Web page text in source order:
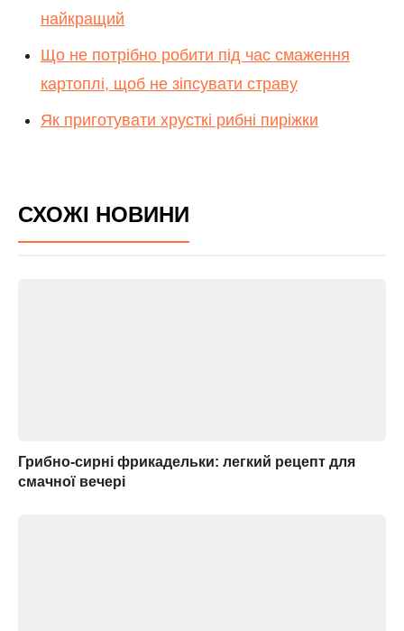
найкращий
Що не потрібно робити під час смаження
картоплі, щоб не зіпсувати страву
Як приготувати хрусткі рибні пиріжки
СХОЖІ НОВИНИ
Грибно-сирні фрикадельки: легкий рецепт для
смачної вечері